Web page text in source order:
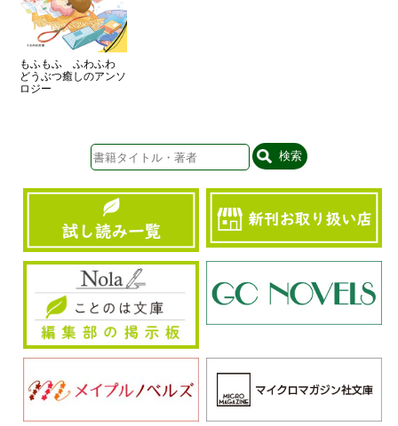
もふもふ ふわふわ
どうぶつ癒しのアンソ
ロジー
検索